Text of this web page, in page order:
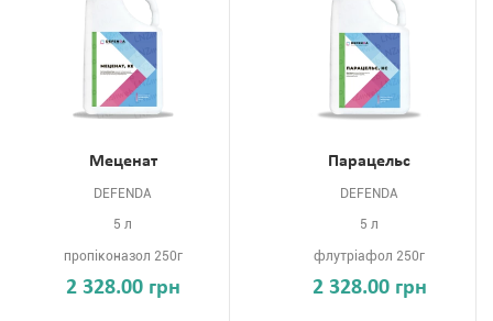
Меценат
DEFENDA
5 л
пропіконазол 250г
2 328.00 грн
Парацельс
DEFENDA
5 л
флутріафол 250г
2 328.00 грн